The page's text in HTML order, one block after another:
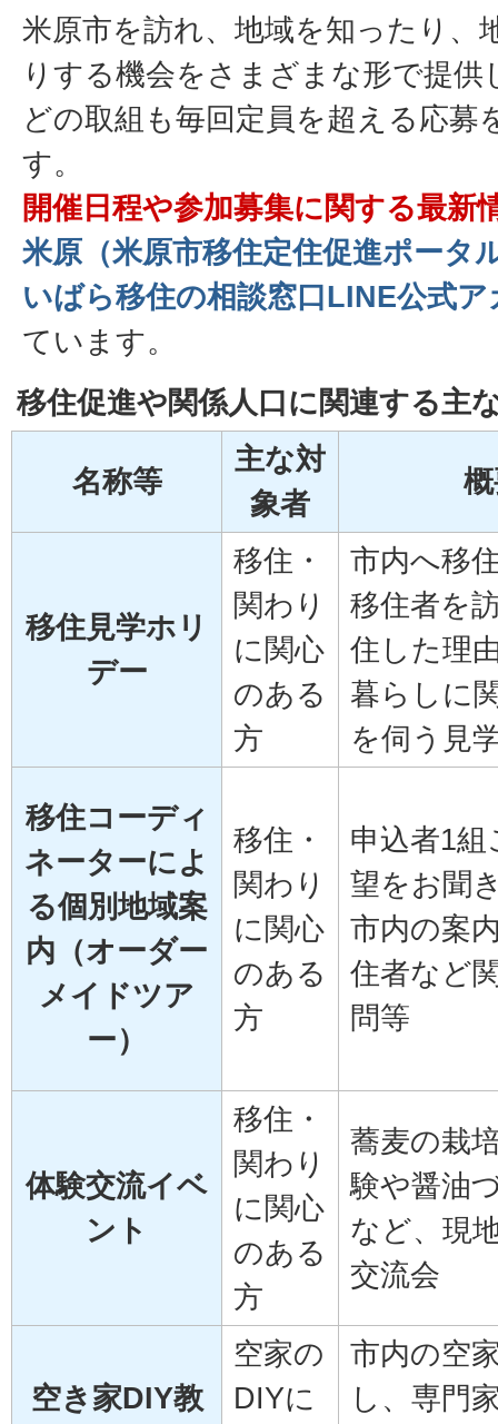
米原市を訪れ、地域を知ったり、
りする機会をさまざまな形で提供
どの取組も毎回定員を超える応募
す。
開催日程や参加募集に関する最新
米原（米原市移住定住促進ポータ
いばら移住の相談窓口LINE公式
ています。
移住促進や関係人口に関連する主
名称等
主な対
象者
移住見学ホリ
デー
移住・
関わり
に関心
のある
方
市内へ移
移住者を
住した理
暮らしに
を伺う見
移住コーディ
ネーターによ
る個別地域案
内（オーダー
メイドツア
ー）
移住・
関わり
に関心
のある
方
申込者1組
望をお聞
市内の案
住者など
問等
体験交流イベ
ント
移住・
関わり
に関心
のある
方
蕎麦の栽
験や醤油
など、現
交流会
空き家DIY教
空家の
DIYに
市内の空
し、専門